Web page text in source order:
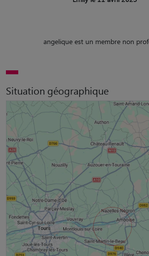
angelique est un membre non
Situation géographique